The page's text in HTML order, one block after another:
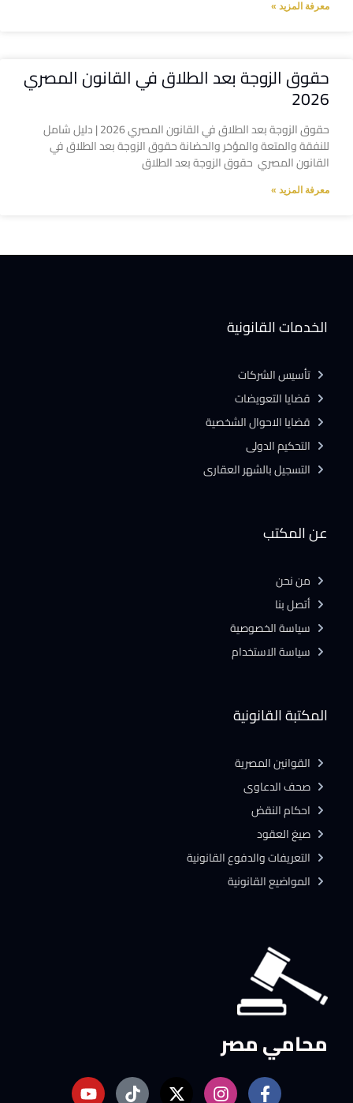
معرفة المزيد »
حقوق الزوجة بعد الطلاق في القانون المصري
2026
حقوق الزوجة بعد الطلاق في القانون المصري 2026 | دليل شامل
للنفقة والمتعة والمؤخر والحضانة حقوق الزوجة بعد الطلاق في
القانون المصري حقوق الزوجة بعد الطلاق
معرفة المزيد »
محامي مصر
المكتبة القانونية
القوانين المصرية
صحف الدعاوى
احكام النقض
صيغ العقود
التعريفات والدفوع القانونية
المواضيع القانونية
عن المكتب
من نحن
أتصل بنا
سياسة الخصوصية
سياسة الاستخدام
الخدمات القانونية
تأسيس الشركات
قضايا التعويضات
قضايا الاحوال الشخصية
التحكيم الدولى
التسجيل بالشهر العقارى